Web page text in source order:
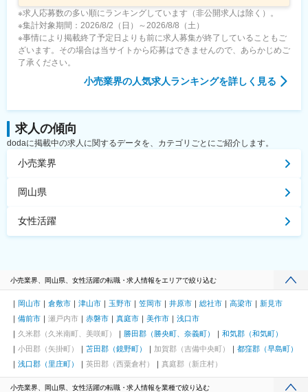
※求人応募数の多い順にランキングしています（非公開求人は除く）。
※集計対象期間：2026/8/2（日）～2026/8/8（土）
※事情により掲載終了予定日よりも前に求人募集が終了していることもご
ざいます。その場合は当サイトから応募はできませんので、あらかじめご
了承ください。
小売業界の人気求人ランキングを詳しく見る
求人の傾向
dodaに掲載中の求人に関するデータを、カテゴリごとにご紹介します。
小売業界
岡山県
女性活躍
小売業界、岡山県、女性活躍の転職・求人情報をエリアで絞り込む
岡山市 倉敷市 津山市 玉野市 笠岡市 井原市 総社市 高梁市
新見市
備前市
瀬戸内市 赤磐市 真庭市 美作市
浅口市
久米郡（久米南町、美咲町）
勝田郡（勝央町、奈義町）
和気郡（和気町）
小田郡（矢掛町）
苫田郡（鏡野町） 加賀郡（吉備中央町）
都窪郡（早島町）
浅口郡（里庄町）
英田郡（西粟倉村） 真庭郡（新庄村）
小売業界、岡山県、女性活躍の転職・求人情報を業種で絞り込む